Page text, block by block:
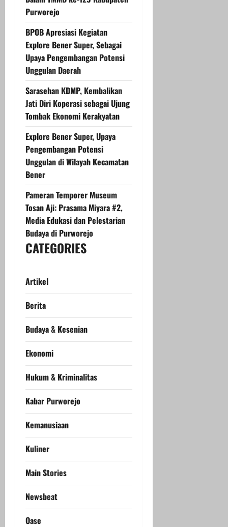
Purworejo
BPOB Apresiasi Kegiatan
Explore Bener Super, Sebagai
Upaya Pengembangan Potensi
Unggulan Daerah
Sarasehan KDMP, Kembalikan
Jati Diri Koperasi sebagai Ujung
Tombak Ekonomi Kerakyatan
Explore Bener Super, Upaya
Pengembangan Potensi
Unggulan di Wilayah Kecamatan
Bener
Pameran Temporer Museum
Tosan Aji: Prasama Miyara #2,
Media Edukasi dan Pelestarian
Budaya di Purworejo
CATEGORIES
Artikel
Berita
Budaya & Kesenian
Ekonomi
Hukum & Kriminalitas
Kabar Purworejo
Kemanusiaan
Kuliner
Main Stories
Newsbeat
Oase